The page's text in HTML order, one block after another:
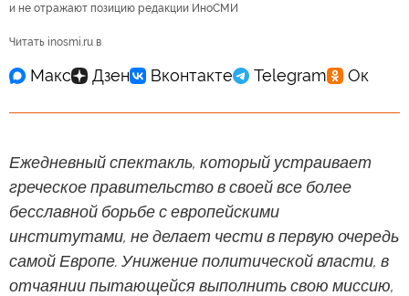
и не отражают позицию редакции ИноСМИ
Читать inosmi.ru в
Ежедневный спектакль, который устраивает
греческое правительство в своей все более
бесславной борьбе с европейскими
институтами, не делает чести в первую очередь
самой Европе. Унижение политической власти, в
отчаянии пытающейся выполнить свою миссию,